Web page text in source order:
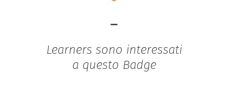
-
Learners sono interessati
a questo Badge